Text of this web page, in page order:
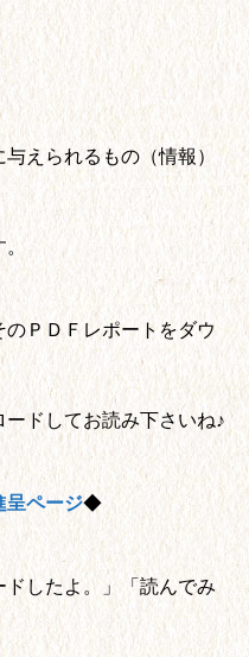
えられるもの（情報）
。
ＰＤＦレポートをダウ
ドしてお読み下さいね♪
呈ページ◆
ドしたよ。」「読んでみ